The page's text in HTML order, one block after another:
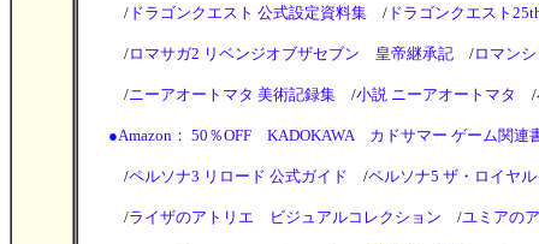
/ ドラゴンクエスト 公式設定資料集 / ドラゴンクエスト
/ロマサガ2 リベンジオブザセブン 皇帝継承記 /ロマン
/ニーアオートマタ 美術記録集 /小説 ニーアオートマタ /
●Amazon： 50％OFF KADOKAWA カドサマー ゲーム関連
/ペルソナ3 リロード 公式ガイド /ペルソナ5 ザ・ロイヤ
/ライザのアトリエ ビジュアルコレクション /ユミアの